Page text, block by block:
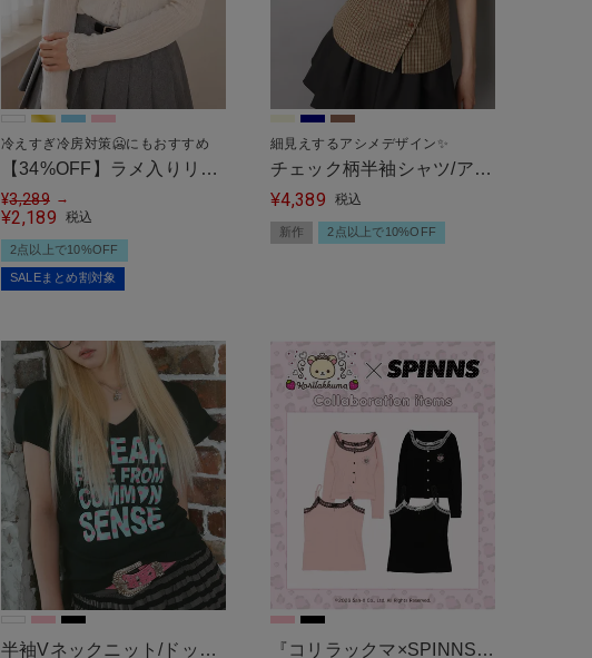
冷えすぎ冷房対策🥶にもおすすめ
【34%OFF】ラメ入りリブ
カーディガン/#韓国ガーリ
¥3,289 →
¥2,189 税込
2点以上で10%OFF
SALEまとめ割対象
細見えするアシメデザイン✨
チェック柄半袖シャツ/アシ
ンメトリーボタン/#韓国ガ
ーリー
¥4,389 税込
新作 2点以上で10%OFF
半袖Vネックニット/ドット 『コリラックマ×SPINNS』